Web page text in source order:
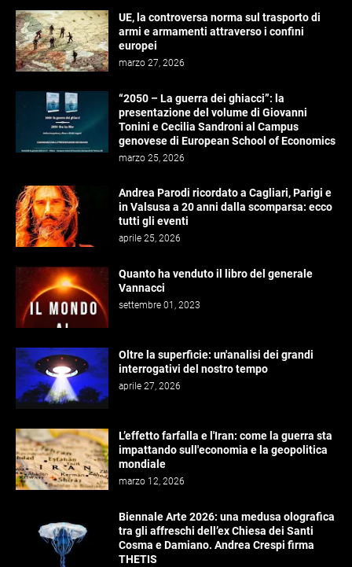
UE, la controversa norma sul trasporto di
armi e armamenti attraverso i confini
europei
marzo 27, 2026
“2050 – La guerra dei ghiacci”: la
presentazione del volume di Giovanni
Tonini e Cecilia Sandroni al Campus
genovese di European School of Economics
marzo 25, 2026
Andrea Parodi ricordato a Cagliari, Parigi e
in Valsusa a 20 anni dalla scomparsa: ecco
tutti gli eventi
aprile 25, 2026
Quanto ha venduto il libro del generale
Vannacci
settembre 01, 2023
Oltre la superficie: un'analisi dei grandi
interrogativi del nostro tempo
aprile 27, 2026
L’effetto farfalla e l'Iran: come la guerra sta
impattando sull'economia e la geopolitica
mondiale
marzo 12, 2026
Biennale Arte 2026: una medusa olografica
tra gli affreschi dell’ex Chiesa dei Santi
Cosma e Damiano. Andrea Crespi firma
THETIS